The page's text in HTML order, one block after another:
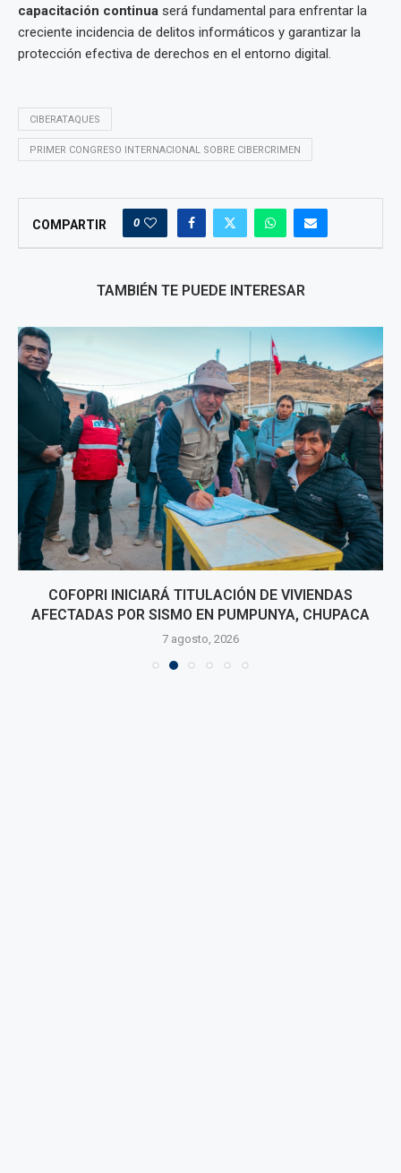
capacitación continua será fundamental para enfrentar la
creciente incidencia de delitos informáticos y garantizar la
protección efectiva de derechos en el entorno digital.
CIBERATAQUES
PRIMER CONGRESO INTERNACIONAL SOBRE CIBERCRIMEN
COMPARTIR 0
TAMBIÉN TE PUEDE INTERESAR
COFOPRI INICIARÁ TITULACIÓN DE VIVIENDAS
AFECTADAS POR SISMO EN PUMPUNYA, CHUPACA
7 agosto, 2026